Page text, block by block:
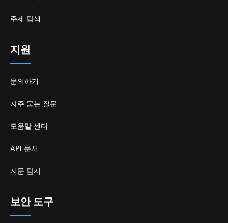
주제 탐색
지원
문의하기
자주 묻는 질문
도움말 센터
API 문서
지문 탐지
보안 도구